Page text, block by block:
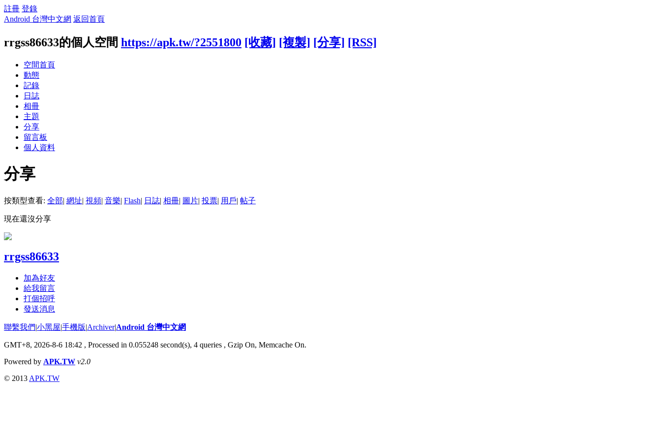
註冊 登錄
Android 台灣中文網 返回首頁
rrgss86633的個人空間 https://apk.tw/?2551800 [收藏] [複製] [分享] [RSS]
空間首頁
動態
記錄
日誌
相冊
主題
分享
留言板
個人資料
分享
按類型查看: 全部| 網址| 視頻| 音樂| Flash| 日誌| 相冊| 圖片| 投票| 用戶| 帖子
現在還沒分享
rrgss86633
加為好友
給我留言
打個招呼
發送消息
聯繫我們|小黑屋|手機版|Archiver|Android 台灣中文網
GMT+8, 2026-8-6 18:42 , Processed in 0.055248 second(s), 4 queries , Gzip On, Memcache On.
Powered by APK.TW v2.0
© 2013 APK.TW